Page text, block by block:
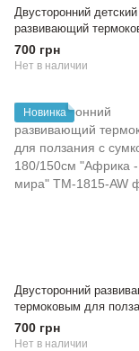
Двусторонний
развивающий
ползания с сумкой
"Автобус - Ослик"
700 грн
Нет в наличии
Новинка
Двусторонний
термоковым для
сумкой 180/150см
Карта мира"
700 грн
Нет в наличии